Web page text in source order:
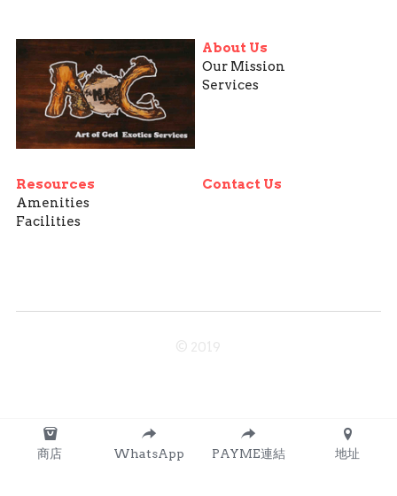
About Us
Our Mission
Services
Resources
Amenities
Facilities
Contact Us
商店 WhatsApp PAYME連結 地址